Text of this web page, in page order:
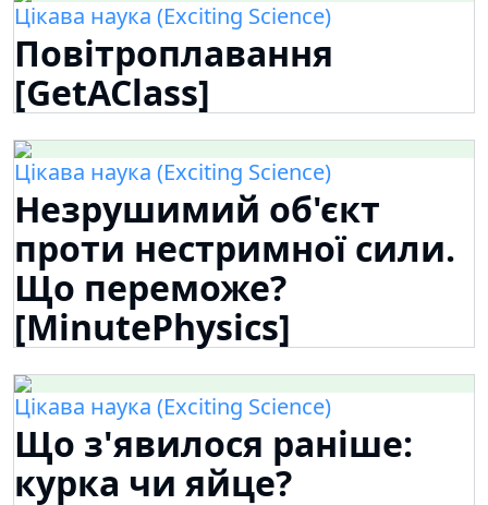
Цікава наука (Exciting Science)
Повітроплавання
[GetAClass]
Цікава наука (Exciting Science)
Незрушимий об'єкт
проти нестримної сили.
Що переможе?
[MinutePhysics]
Цікава наука (Exciting Science)
Що з'явилося раніше:
курка чи яйце?